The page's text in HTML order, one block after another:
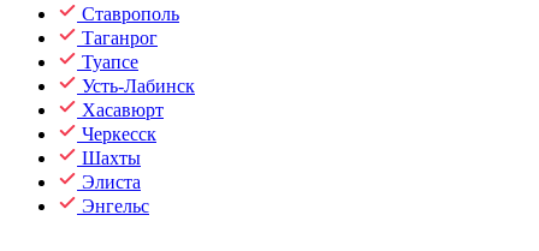
Ставрополь
Таганрог
Туапсе
Усть-Лабинск
Хасавюрт
Черкесск
Шахты
Элиста
Энгельс